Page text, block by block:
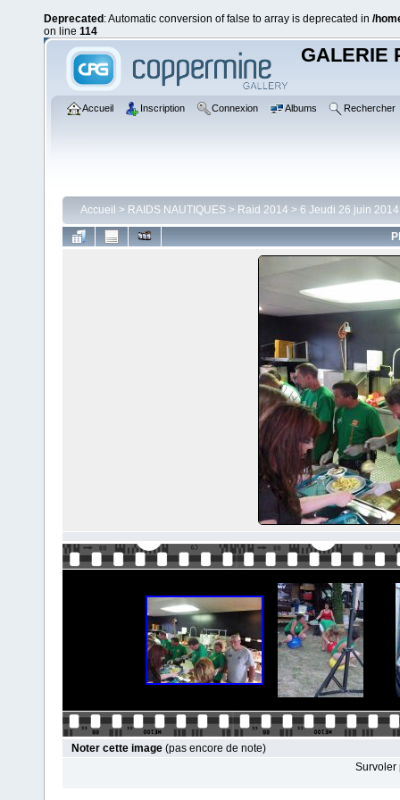
Deprecated : Automatic conversion of false to array is deprecated in /
on line 114
GALERIE
Accueil Inscription Connexion Albums Rechercher
Accueil > RAIDS NAUTIQUES > Raid 2014 > 6 Jeudi 26 juin
Noter cette image (pas encore de note)
Survoler